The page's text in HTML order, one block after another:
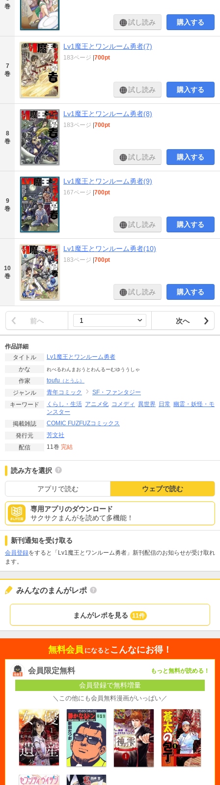
巻
試し読み 購入する
7
巻
Lv1魔王とワンルーム勇者(7)
183ページ |700pt
試し読み 購入する
8
巻
Lv1魔王とワンルーム勇者(8)
183ページ |700pt
試し読み 購入する
9
巻
Lv1魔王とワンルーム勇者(9)
167ページ |700pt
試し読み 購入する
10
巻
Lv1魔王とワンルーム勇者(10)
183ページ |700pt
試し読み 購入する
前へ 次へ
作品詳細
タイトル
Lv1魔王とワンルーム勇者
かな
れべるわんまおうとわんるーむゆううしゃ
作家 toufu （とうふ）
ジャンル 青年コミック
SF・ファンタジー
キーワード
くらし・生活 アニメ化 コメディ 異世界 日常 幽霊・妖怪・モ
ンスター
掲載雑誌
COMIC FUZFUZコミックス
発行元
芳文社
配信
11巻 完結
読み方を選択
アプリで読む ウェブで読む
専用アプリのダウンロード
サクサクまんがを読めて多機能！
新刊通知を受け取る
会員登録をすると「Lv1魔王とワンルーム勇者」新刊配信のお知らせが受け取れ
ます。
みんなのまんがレポ
まんがレポを見る 11件
無料会員 になると こんなにお得！
会員限定無料 もっと無料が読める！
会員登録で無料増量
＼この他にも会員無料漫画がいっぱい／